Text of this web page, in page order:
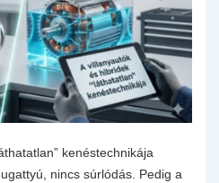
kenéstechnikája
nincs súrlódás. Pedig a